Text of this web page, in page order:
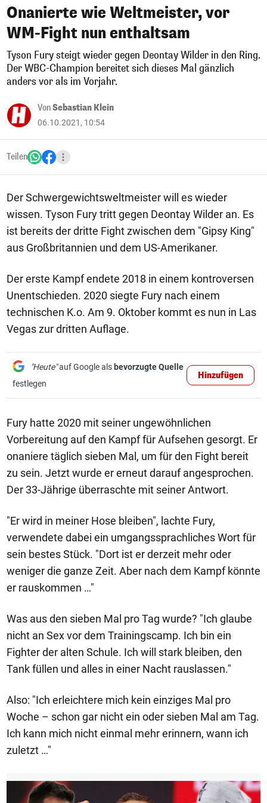
Onanierte wie Weltmeister, vor
WM-Fight nun enthaltsam
Tyson Fury steigt wieder gegen Deontay Wilder in den Ring.
Der WBC-Champion bereitet sich dieses Mal gänzlich
anders vor als im Vorjahr.
VonSebastian Klein
06.10.2021, 10:54
Teilen
Der Schwergewichtsweltmeister will es wieder
wissen. Tyson Fury tritt gegen Deontay Wilder an. Es
ist bereits der dritte Fight zwischen dem "Gipsy King"
aus Großbritannien und dem US-Amerikaner.
Der erste Kampf endete 2018 in einem kontroversen
Unentschieden. 2020 siegte Fury nach einem
technischen K.o. Am 9. Oktober kommt es nun in Las
Vegas zur dritten Auflage.
"Heute"auf Google als bevorzugte Quelle
festlegen
Hinzufügen
Fury hatte 2020 mit seiner ungewöhnlichen
Vorbereitung auf den Kampf für Aufsehen gesorgt. Er
onaniere täglich sieben Mal, um für den Fight bereit
zu sein. Jetzt wurde er erneut darauf angesprochen.
Der 33-Jährige überraschte mit seiner Antwort.
"Er wird in meiner Hose bleiben", lachte Fury,
verwendete dabei ein umgangssprachliches Wort für
sein bestes Stück. "Dort ist er derzeit mehr oder
weniger die ganze Zeit. Aber nach dem Kampf könnte
er rauskommen …"
Was aus den sieben Mal pro Tag wurde? "Ich glaube
nicht an Sex vor dem Trainingscamp. Ich bin ein
Fighter der alten Schule. Ich will stark bleiben, den
Tank füllen und alles in einer Nacht rauslassen."
Also: "Ich erleichtere mich kein einziges Mal pro
Woche – schon gar nicht ein oder sieben Mal am Tag.
Ich kann mich nicht einmal mehr erinnern, wann ich
zuletzt …"
1/11